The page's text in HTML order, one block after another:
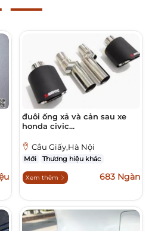
đuôi ống xả và cản sau xe
honda civic...
Cầu Giấy,Hà Nội
Mới Thương hiệu khác
Xem thêm 683 Ngàn